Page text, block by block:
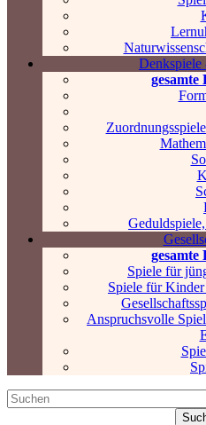
Denkspiele
gesamte
gesamte
Spiele für
Spiele für
Anspruchsvolle